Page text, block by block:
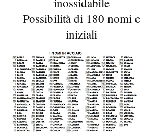
Possibilità di 180 nomi e
iniziali